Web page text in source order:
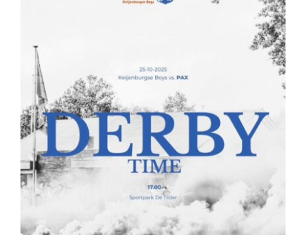
Sponsoren
Contact
Lid worden
Zoeken
naar: